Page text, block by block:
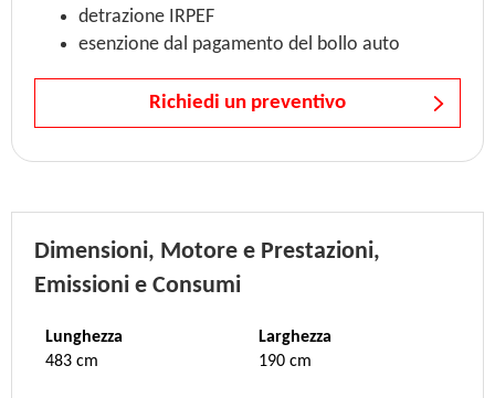
detrazione IRPEF
esenzione dal pagamento del bollo auto
Richiedi un preventivo
Dimensioni, Motore e Prestazioni,
Emissioni e Consumi
Lunghezza
483 cm
Larghezza
190 cm